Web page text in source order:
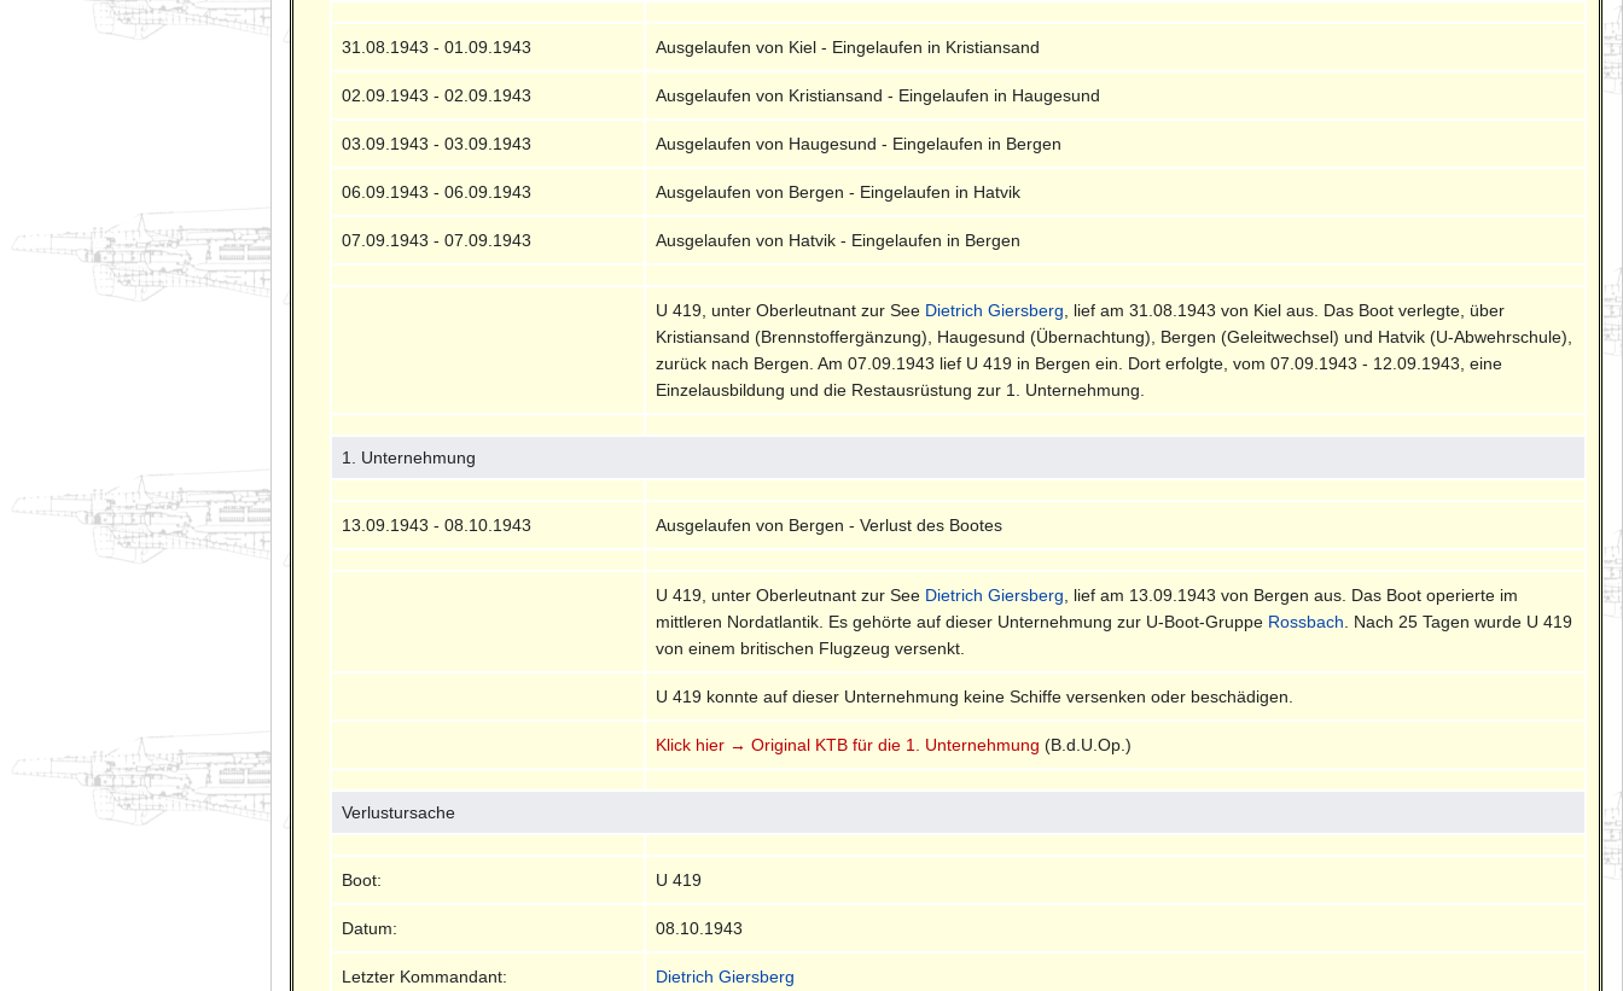
31.08.1943 - 01.09.1943 Ausgelaufen von Kiel - Eingelaufen in Kristiansand
02.09.1943 - 02.09.1943 Ausgelaufen von Kristiansand - Eingelaufen in Haugesund
03.09.1943 - 03.09.1943 Ausgelaufen von Haugesund - Eingelaufen in Bergen
06.09.1943 - 06.09.1943 Ausgelaufen von Bergen - Eingelaufen in Hatvik
07.09.1943 - 07.09.1943 Ausgelaufen von Hatvik - Eingelaufen in Bergen
U 419, unter Oberleutnant zur See Dietrich Giersberg , lief am 31.08.1943 von Kiel aus. Das Boot verlegte, über
Kristiansand (Brennstoffergänzung), Haugesund (Übernachtung), Bergen (Geleitwechsel) und Hatvik (U-Abwehrschule),
zurück nach Bergen. Am 07.09.1943 lief U 419 in Bergen ein. Dort erfolgte, vom 07.09.1943 - 12.09.1943, eine
Einzelausbildung und die Restausrüstung zur 1. Unternehmung.
1. Unternehmung
13.09.1943 - 08.10.1943 Ausgelaufen von Bergen - Verlust des Bootes
U 419, unter Oberleutnant zur See Dietrich Giersberg , lief am 13.09.1943 von Bergen aus. Das Boot operierte im
mittleren Nordatlantik. Es gehörte auf dieser Unternehmung zur U-Boot-Gruppe Rossbach . Nach 25 Tagen wurde U 419
von einem britischen Flugzeug versenkt.
U 419 konnte auf dieser Unternehmung keine Schiffe versenken oder beschädigen.
Klick hier → Original KTB für die 1. Unternehmung (B.d.U.Op.)
Verlustursache
Boot: U 419
Datum: 08.10.1943
Letzter Kommandant: Dietrich Giersberg